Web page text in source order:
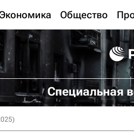
Общество
Специальная